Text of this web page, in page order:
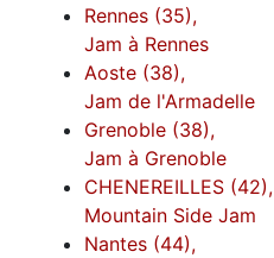
Rennes (35),
Jam à Rennes
Aoste (38),
Jam de l'Armadelle
Grenoble (38),
Jam à Grenoble
CHENEREILLES (42),
Mountain Side Jam
Nantes (44),